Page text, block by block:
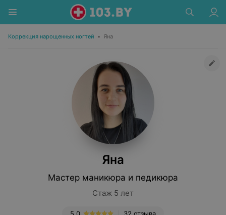
Коррекция нарощенных ногтей • Яна
Яна
Мастер маникюра и педикюра
Стаж 5 лет